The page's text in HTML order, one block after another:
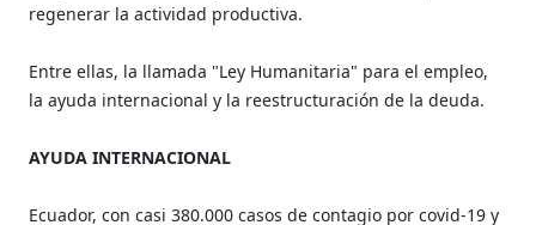
regenerar la actividad productiva.
Entre ellas, la llamada "Ley Humanitaria" para el empleo,
la ayuda internacional y la reestructuración de la deuda.
AYUDA INTERNACIONAL
Ecuador, con casi 380.000 casos de contagio por covid-19 y